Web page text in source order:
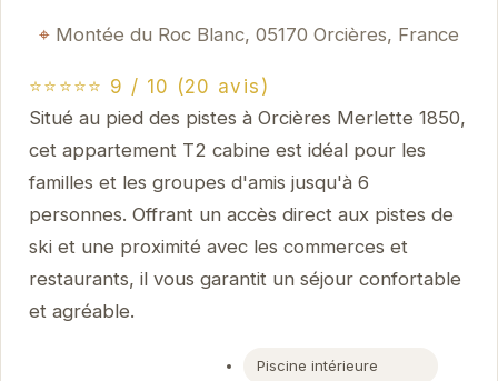
Montée du Roc Blanc, 05170 Orcières, France
⭐⭐⭐⭐⭐ 9 / 10 (20 avis)
Situé au pied des pistes à Orcières Merlette 1850,
cet appartement T2 cabine est idéal pour les
familles et les groupes d'amis jusqu'à 6
personnes. Offrant un accès direct aux pistes de
ski et une proximité avec les commerces et
restaurants, il vous garantit un séjour confortable
et agréable.
Piscine intérieure